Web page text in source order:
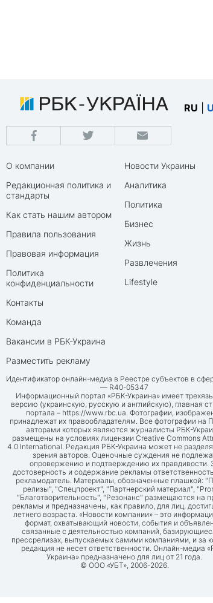
RU
О компании
Редакционная политика и
стандарты
Как стать нашим автором
Правила пользования
Правовая информация
Политика
конфиденциальности
Контакты
Команда
Вакансии в РБК-Украина
Разместить рекламу
Новости Украины
Аналитика
Политика
Бизнес
Жизнь
Развлечения
Lifestyle
Идентификатор онлайн-медиа в Реестре субъектов в
— R40-05347
Информационный портал «РБК-Украина» имеет
версию (украинскую, русскую и английскую), главная
портала – https://www.rbc.ua. Фотографии,
принадлежат их правообладателям. Все фотографии на
авторами которых являются журналисты РБК-
размещены на условиях лицензии Creative Commons
4.0 International. Редакция РБК-Украина может не
зрения авторов. Оценочные суждения не
опровержению и подтверждению их правдивости.
достоверность и содержание рекламы
рекламодатель. Материалы, обозначенные плашкой:
релизы", "Спецпроект", "Партнерский материал",
"Благотворительность", "Резонанс" размещаются на
рекламы и предназначены, как правило, для лиц,
летнего возраста. «Новости компании» – это
формат, охватывающий новости, события и
связанные с деятельностью компаний,
прессрелизах, выпускаемых самими компаниями, и за
редакция не несет ответственности. Онлайн-медиа
Украина» предназначено для лиц от 21 года.
© ООО «УБТ», 2006-2026.